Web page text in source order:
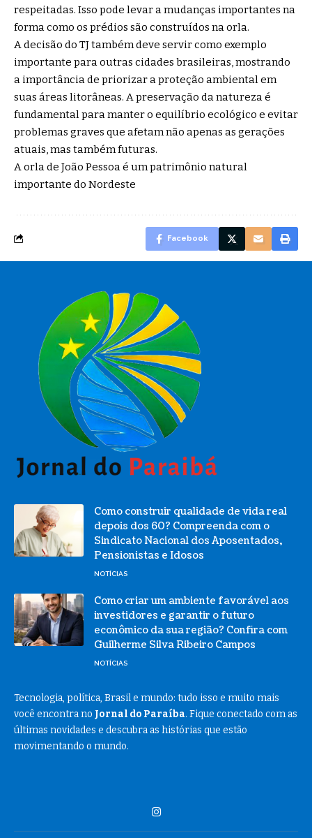
respeitadas. Isso pode levar a mudanças importantes na
forma como os prédios são construídos na orla.
A decisão do TJ também deve servir como exemplo
importante para outras cidades brasileiras, mostrando
a importância de priorizar a proteção ambiental em
suas áreas litorâneas. A preservação da natureza é
fundamental para manter o equilíbrio ecológico e evitar
problemas graves que afetam não apenas as gerações
atuais, mas também futuras.
A orla de João Pessoa é um patrimônio natural
importante do Nordeste
Facebook
Como construir qualidade de vida real
depois dos 60? Compreenda com o
Sindicato Nacional dos Aposentados,
Pensionistas e Idosos
NOTÍCIAS
Como criar um ambiente favorável aos
investidores e garantir o futuro
econômico da sua região? Confira com
Guilherme Silva Ribeiro Campos
NOTÍCIAS
Tecnologia, política, Brasil e mundo: tudo isso e muito mais
você encontra no Jornal do Paraíba. Fique conectado com as
últimas novidades e descubra as histórias que estão
movimentando o mundo.